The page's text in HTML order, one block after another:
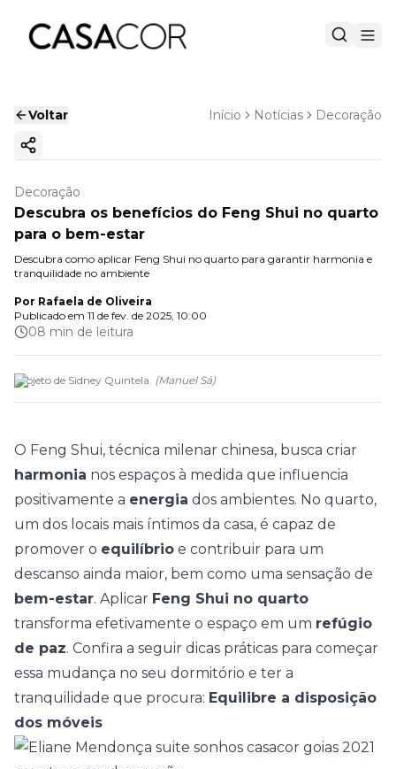
Voltar Início Notícias Decoração
Copiar link
Decoração
Descubra os benefícios do Feng Shui no quarto
para o bem-estar
Descubra como aplicar Feng Shui no quarto para garantir harmonia e
tranquilidade no ambiente
Por Rafaela de Oliveira
Publicado em 11 de fev. de 2025, 10:00
08 min de leitura
Projeto de Sidney Quintela. (Manuel Sá)
O Feng Shui, técnica milenar chinesa, busca criar
harmonia nos espaços à medida que influencia
positivamente a energia dos ambientes. No quarto,
um dos locais mais íntimos da casa, é capaz de
promover o equilíbrio e contribuir para um
descanso ainda maior, bem como uma sensação de
bem-estar. Aplicar Feng Shui no quarto
transforma efetivamente o espaço em um refúgio
de paz. Confira a seguir dicas práticas para começar
essa mudança no seu dormitório e ter a
tranquilidade que procura: Equilibre a disposição
dos móveis